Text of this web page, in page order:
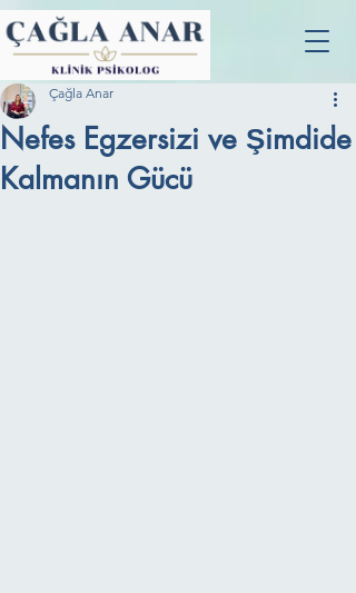
Nefes Egzersizi ve Şimdide
Kalmanın Gücü
Çağla Anar